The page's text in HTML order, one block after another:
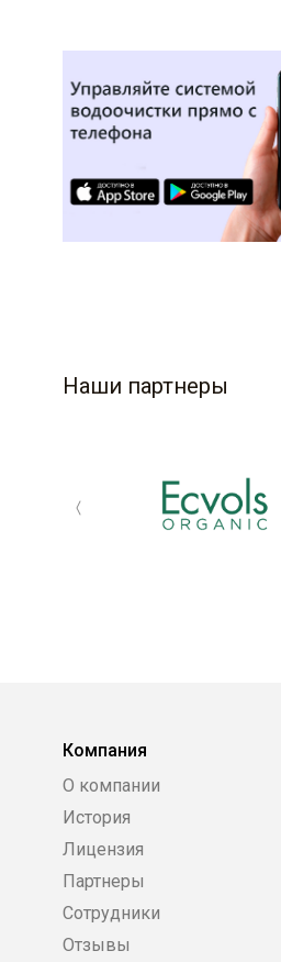
Наши партнеры
Компания
О компании
История
Лицензия
Партнеры
Сотрудники
Отзывы